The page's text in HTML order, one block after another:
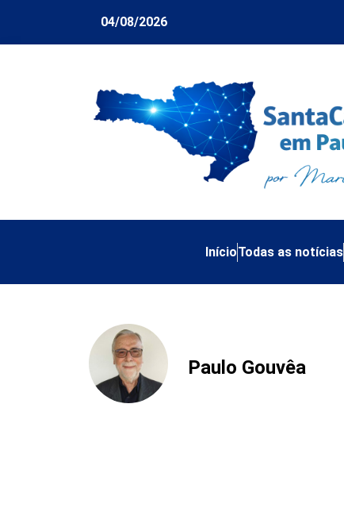
04/08/2026
InícioTodas as notícias
Paulo Gouvêa